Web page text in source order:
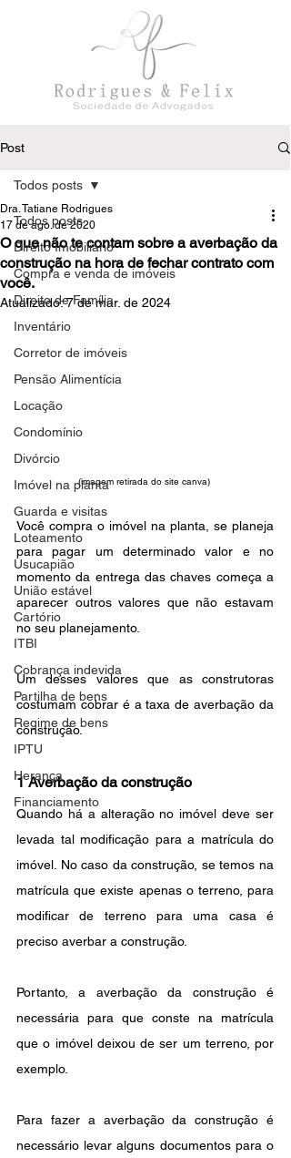
Post
Todos posts
Direito Imobiliário
Compra e venda de imóveis
Direito de Família
Inventário
Corretor de imóveis
Pensão Alimentícia
Locação
Condomínio
Divórcio
Imóvel na planta
Guarda e visitas
Loteamento
Usucapião
União estável
Cartório
ITBI
Cobrança indevida
Partilha de bens
Regime de bens
IPTU
Herança
Financiamento
Todos posts
O que não te contam sobre a averbação da
construção na hora de fechar contrato com
você.
Dra. Tatiane Rodrigues
17 de ago. de 2020
Atualizado:7 de mar. de 2024
(imagem retirada do site canva)
Você compra o imóvel na planta, se planeja
para pagar um determinado valor e no
momento da entrega das chaves começa a
aparecer outros valores que não estavam
no seu planejamento.
Um desses valores que as construtoras
costumam cobrar é a taxa de averbação da
construção.
1 Averbação da construção
Quando há a alteração no imóvel deve ser
levada tal modificação para a matrícula do
imóvel. No caso da construção, se temos na
matrícula que existe apenas o terreno, para
modificar de terreno para uma casa é
preciso averbar a construção.
Portanto, a averbação da construção é
necessária para que conste na matrícula
que o imóvel deixou de ser um terreno, por
exemplo.
Para fazer a averbação da construção é
necessário levar alguns documentos para o